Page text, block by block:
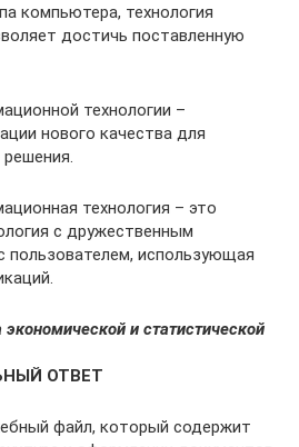
компьютера, технология
достичь поставленную
технологии –
нового качества для
технология – это
с дружественным
пользователем, использующая
и статистической
ОТВЕТ
файл, который содержит